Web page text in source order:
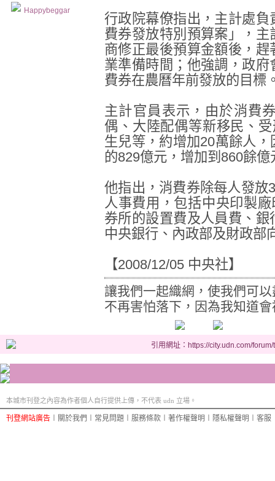
Happybeggar
行政院幕僚指出，主計處
費券發放特別預算案」，
商修正最後預算金額後，
業準備時間；他強調，政
費券在農曆年前發放的目標
主計官員表示，由於消費
偶、大陸配偶等新移民、
生兒等，約增加20萬餘人
的829億元，增加到860餘億
他指出，消費券除每人發放
人事費用，包括中央印製
券所的設置費及人員費、
中央銀行、內政部及財政部
【2008/12/05 中央社】
讓我們一起織網，使我們可
不再害怕落下，因為我知道
引用網址：https://city.udn.com/
本城市刊登之內容為作者個人自行提供上傳，不代表 udn 立場。
刊登網站廣告 關於我們 常見問題 服務條款 著作權聲明 隱私權聲明 客服